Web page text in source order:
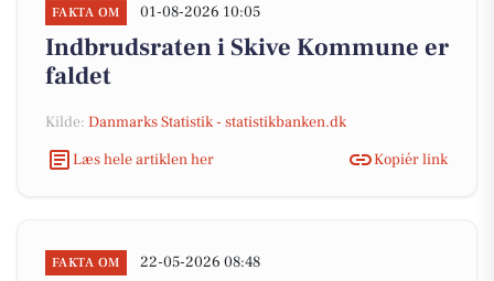
FAKTA OM 01-08-2026 10:05
Indbrudsraten i Skive Kommune er
faldet
Kilde: Danmarks Statistik - statistikbanken.dk
Læs hele artiklen her
Kopiér link
FAKTA OM 22-05-2026 08:48